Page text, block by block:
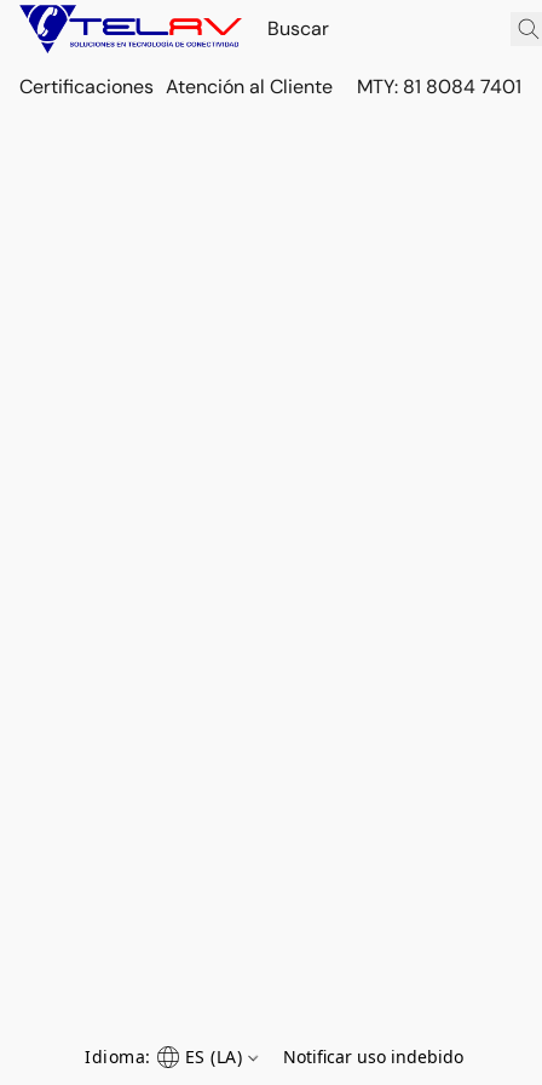
Certificaciones Atención al Cliente MTY: 81 8084 7401
Idioma: ES (LA) Notificar uso indebido